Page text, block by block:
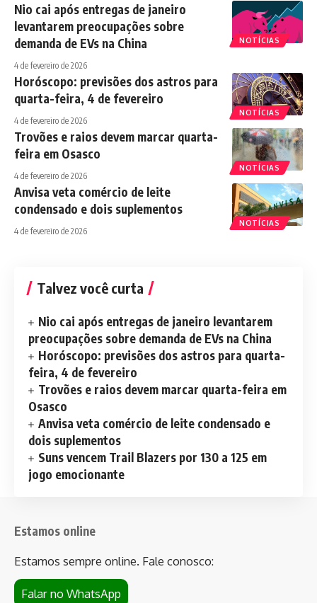
NOTÍCIAS
Nio cai após entregas de janeiro
levantarem preocupações sobre
demanda de EVs na China
4 de fevereiro de 2026
NOTÍCIAS
Horóscopo: previsões dos astros para
quarta-feira, 4 de fevereiro
4 de fevereiro de 2026
NOTÍCIAS
Trovões e raios devem marcar quarta-
feira em Osasco
4 de fevereiro de 2026
NOTÍCIAS
Anvisa veta comércio de leite
condensado e dois suplementos
4 de fevereiro de 2026
Talvez você curta
Nio cai após entregas de janeiro levantarem
preocupações sobre demanda de EVs na China
Horóscopo: previsões dos astros para quarta-
feira, 4 de fevereiro
Trovões e raios devem marcar quarta-feira em
Osasco
Anvisa veta comércio de leite condensado e
dois suplementos
Suns vencem Trail Blazers por 130 a 125 em
jogo emocionante
Estamos online
Estamos sempre online. Fale conosco:
Falar no WhatsApp